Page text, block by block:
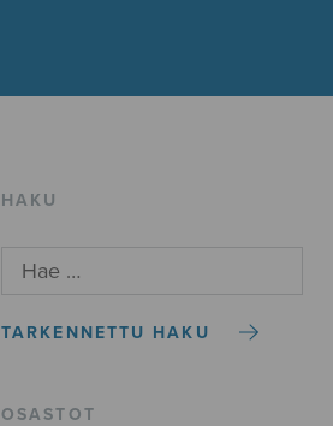
HAKU
TARKENNETTU HAKU
OSASTOT